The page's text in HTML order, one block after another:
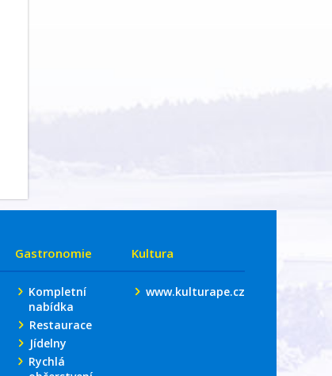
Gastronomie
Kompletní
nabídka
Restaurace
Jídelny
Rychlá
Kultura
www.kulturape.cz